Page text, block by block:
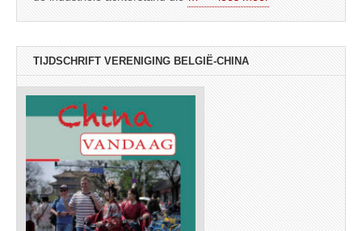
TIJDSCHRIFT VERENIGING BELGIË-CHINA